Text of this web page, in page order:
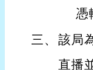
憑
三、 該局
直播